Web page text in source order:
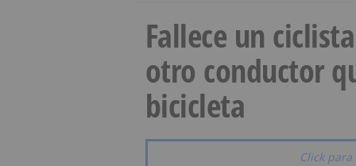
Fallece un
otro conductor
bicicleta
Click